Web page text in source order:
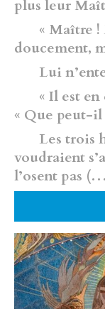
plus leur
« Maître !
doucement,
Lui
« Il est en
« Que peut-il
Les trois
voudraient
l’osent pas